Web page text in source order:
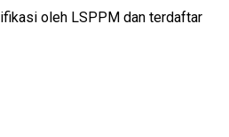
oleh LSPPM dan terdaftar